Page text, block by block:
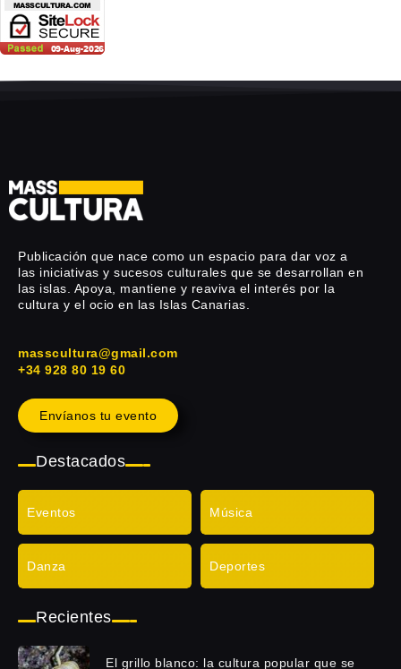
Publicación que nace como un espacio para dar voz a
las iniciativas y sucesos culturales que se desarrollan en
las islas. Apoya, mantiene y reaviva el interés por la
cultura y el ocio en las Islas Canarias.
masscultura@gmail.com
+34 928 80 19 60
Envíanos tu evento
Destacados
Eventos Música
Danza Deportes
Recientes
El grillo blanco: la cultura popular que se